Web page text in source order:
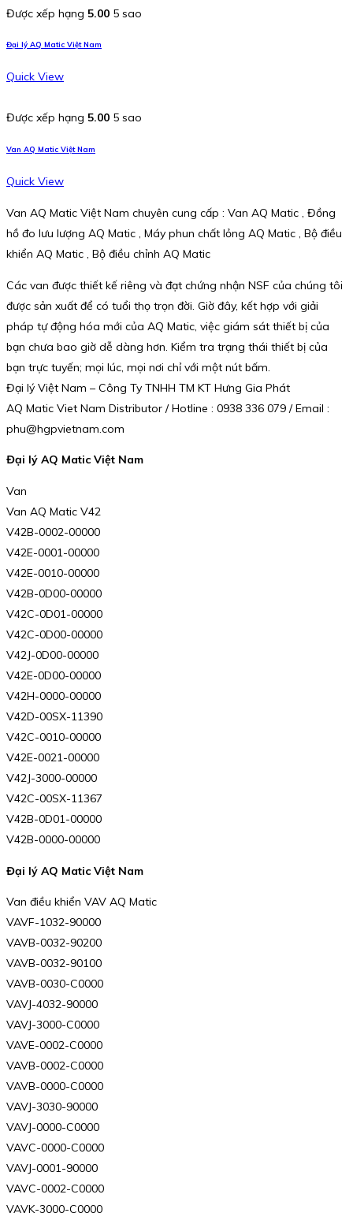
Được xếp hạng 5.00 5 sao
Đại lý AQ Matic Việt Nam
Quick View
Được xếp hạng 5.00 5 sao
Van AQ Matic Việt Nam
Quick View
Van AQ Matic Việt Nam chuyên cung cấp : Van AQ Matic , Đồng
hồ đo lưu lượng AQ Matic , Máy phun chất lỏng AQ Matic , Bộ điều
khiển AQ Matic , Bộ điều chỉnh AQ Matic
Các van được thiết kế riêng và đạt chứng nhận NSF của chúng tôi
được sản xuất để có tuổi thọ trọn đời. Giờ đây, kết hợp với giải
pháp tự động hóa mới của AQ Matic, việc giám sát thiết bị của
bạn chưa bao giờ dễ dàng hơn. Kiểm tra trạng thái thiết bị của
bạn trực tuyến; mọi lúc, mọi nơi chỉ với một nút bấm.
Đại lý Việt Nam – Công Ty TNHH TM KT Hưng Gia Phát
AQ Matic Viet Nam Distributor / Hotline : 0938 336 079 / Email :
phu@hgpvietnam.com
Đại lý AQ Matic Việt Nam
Van
Van AQ Matic V42
V42B-0002-00000
V42E-0001-00000
V42E-0010-00000
V42B-0D00-00000
V42C-0D01-00000
V42C-0D00-00000
V42J-0D00-00000
V42E-0D00-00000
V42H-0000-00000
V42D-00SX-11390
V42C-0010-00000
V42E-0021-00000
V42J-3000-00000
V42C-00SX-11367
V42B-0D01-00000
V42B-0000-00000
Đại lý AQ Matic Việt Nam
Van điều khiển VAV AQ Matic
VAVF-1032-90000
VAVB-0032-90200
VAVB-0032-90100
VAVB-0030-C0000
VAVJ-4032-90000
VAVJ-3000-C0000
VAVE-0002-C0000
VAVB-0002-C0000
VAVB-0000-C0000
VAVJ-3030-90000
VAVJ-0000-C0000
VAVC-0000-C0000
VAVJ-0001-90000
VAVC-0002-C0000
VAVK-3000-C0000